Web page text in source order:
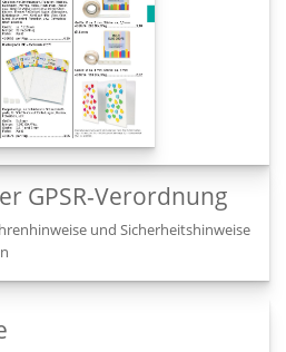
GPSR-Verordnung
und Sicherheitshinweise